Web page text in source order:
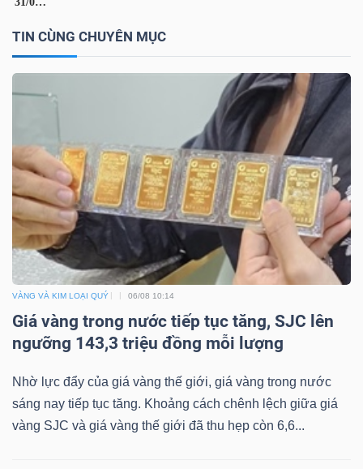
TIN CÙNG CHUYÊN MỤC
VÀNG VÀ KIM LOẠI QUÝ 06/08 10:14
Giá vàng trong nước tiếp tục tăng, SJC lên
ngưỡng 143,3 triệu đồng mỗi lượng
Nhờ lực đẩy của giá vàng thế giới, giá vàng trong nước
sáng nay tiếp tục tăng. Khoảng cách chênh lệch giữa giá
vàng SJC và giá vàng thế giới đã thu hẹp còn 6,6...
LIỆU
CÔNG
NGHIỆP
TIÊU
DÙNG
KHÔNG